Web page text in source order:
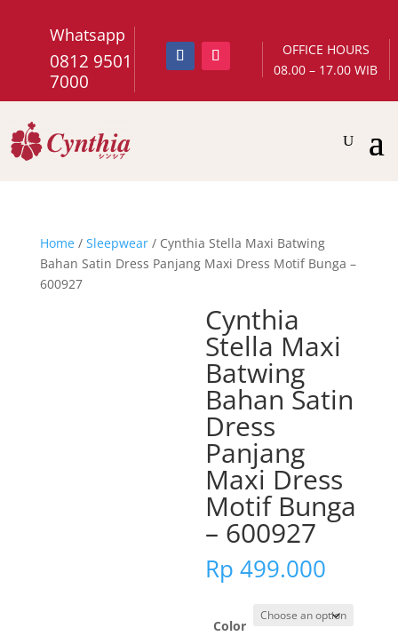
Whatsapp
0812 9501
7000
OFFICE HOURS
08.00 – 17.00 WIB
Home/ Sleepwear/ Cynthia Stella Maxi Batwing
Bahan Satin Dress Panjang Maxi Dress Motif Bunga –
600927
Cynthia
Stella Maxi
Batwing
Bahan Satin
Dress
Panjang
Maxi Dress
Motif Bunga
– 600927
Rp 499.000
Color